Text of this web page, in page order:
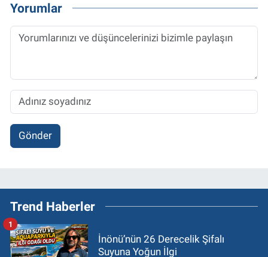
Yorumlar
Gönder
Trend Haberler
İnönü’nün 26 Derecelik Şifalı
Suyuna Yoğun İlgi
1